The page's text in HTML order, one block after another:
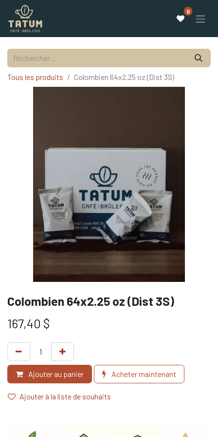
0
Tous les produits Colombien 64x2.25 oz (Dist 3S)
Colombien 64x2.25 oz (Dist 3S)
167,40 $
Ajouter au panier Acheter maintenant
Ajouter à la liste de souhaits